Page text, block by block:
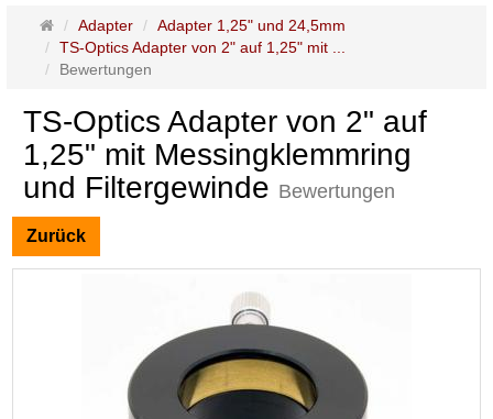
Startseite
Adapter
Adapter 1,25" und 24,5mm
TS-Optics Adapter von 2" auf 1,25" mit ...
Bewertungen
TS-Optics Adapter von 2" auf
1,25" mit Messingklemmring
und Filtergewinde Bewertungen
Zurück